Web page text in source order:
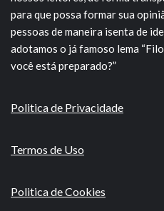
para que possa formar sua
pessoas de maneira isenta de
adotamos o já famoso lema
você está preparado?”
Politica de Privacidade
Termos de Uso
Politica de Cookies